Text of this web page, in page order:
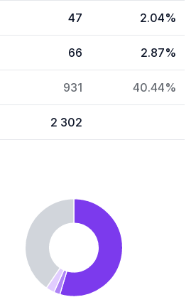
47 2.04%
66 2.87%
931 40.44%
2 302